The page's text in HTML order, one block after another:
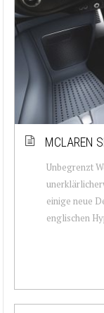
MCLAREN
Unbegrenzt
einige neue
englischen